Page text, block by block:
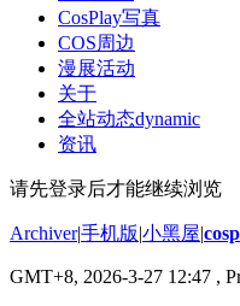
CosPlay写真
COS周边
漫展活动
关于
全站动态dynamic
资讯
请先登录后才能继续浏览
Archiver|手机版|小黑屋|
GMT+8, 2026-3-27 12:47 ,